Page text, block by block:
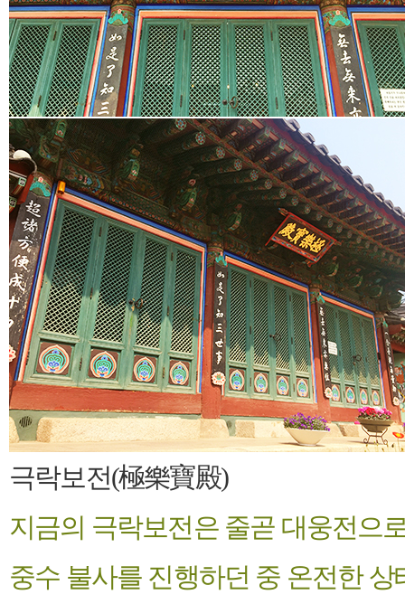
극락보전(極樂寶殿)
지금의 극락보전은 줄곧 대웅전으
중수 불사를 진행하던 중 온전한